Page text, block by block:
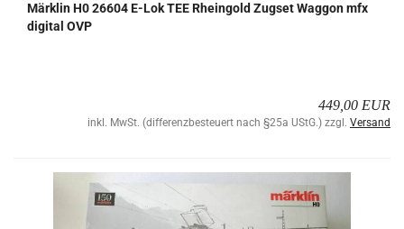
Märk­lin H0 26604 E-Lok TEE Rhein­gold Zugs­et Wag­gon mfx
di­gi­tal OVP
449,00 EUR
inkl. MwSt. (differenzbesteuert nach §25a UStG.) zzgl. Versand